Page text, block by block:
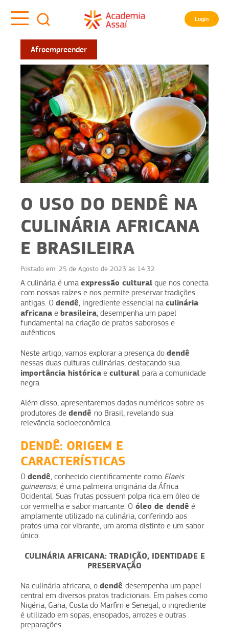
Login
Afroempreender
O USO DO DENDÊ NA
CULINÁRIA AFRICANA
E BRASILEIRA
Postado em: 25 de Agosto de 2023 às 14:32
A culinária é uma expressão cultural que nos conecta
com nossas raízes e nos permite preservar tradições
antigas. O dendê, ingrediente essencial na culinária
africana e brasileira, desempenha um papel
fundamental na criação de pratos saborosos e
autênticos.
Neste artigo, vamos explorar a presença do dendê
nessas duas culturas culinárias, destacando sua
importância histórica e cultural para a comunidade
negra.
Além disso, apresentaremos dados numéricos sobre os
produtores de dendê no Brasil, revelando sua
relevância socioeconômica.
DENDÊ: ORIGEM E
CARACTERÍSTICAS
O dendê, conhecido cientificamente como Elaeis
guineensis, é uma palmeira originária da África
Ocidental. Suas frutas possuem polpa rica em óleo de
cor vermelha e sabor marcante. O óleo de dendê é
amplamente utilizado na culinária, conferindo aos
pratos uma cor vibrante, um aroma distinto e um sabor
único.
CULINÁRIA AFRICANA: TRADIÇÃO, IDENTIDADE E
PRESERVAÇÃO
Na culinária africana, o dendê desempenha um papel
central em diversos pratos tradicionais. Em países como
Nigéria, Gana, Costa do Marfim e Senegal, o ingrediente
é utilizado em sopas, ensopados, arrozes e outras
preparações.